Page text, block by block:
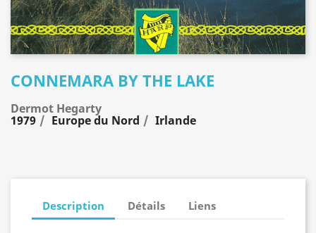
CONNEMARA BY THE LAKE
Dermot Hegarty
1979 Europe du Nord Irlande
Description Détails Liens